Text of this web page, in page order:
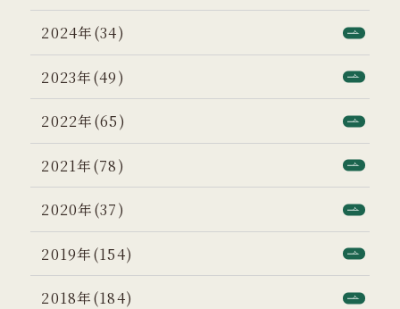
2024年(34)
2023年(49)
2022年(65)
2021年(78)
2020年(37)
2019年(154)
2018年(184)